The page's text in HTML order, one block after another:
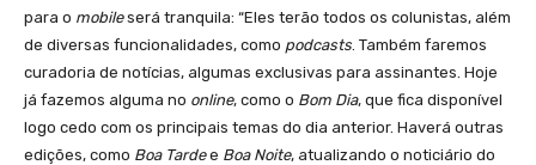
para o mobileserá tranquila: “Eles terão todos os colunistas, além
de diversas funcionalidades, como podcasts . Também faremos
curadoria de notícias, algumas exclusivas para assinantes. Hoje
já fazemos alguma no online, como o Bom Dia, que fica disponível
logo cedo com os principais temas do dia anterior. Haverá outras
edições, como Boa Tardee Boa Noite, atualizando o noticiário do